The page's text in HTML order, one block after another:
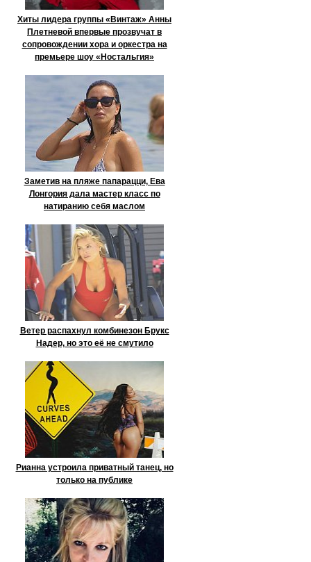
Хиты лидера группы «Винтаж» Анны
Плетневой впервые прозвучат в
сопровождении хора и оркестра на
премьере шоу «Ностальгия»
Заметив на пляже папарацци, Ева
Лонгория дала мастер класс по
натиранию себя маслом
Ветер распахнул комбинезон Брукс
Надер, но это её не смутило
Рианна устроила приватный танец, но
только на публике